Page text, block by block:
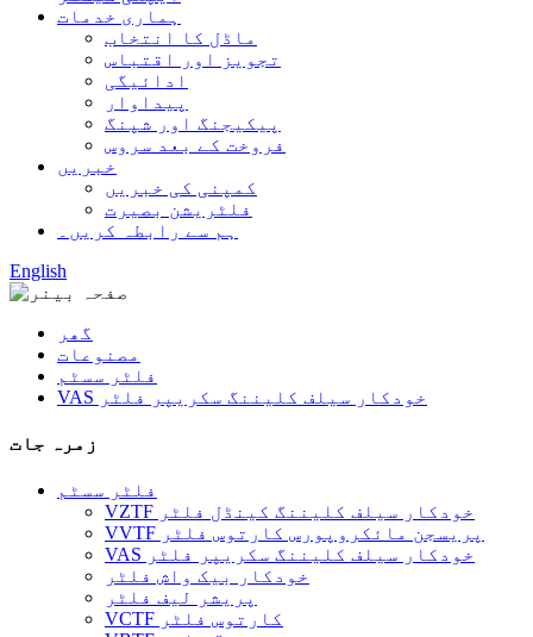
ہماری خدمات
ماڈل کا انتخاب
تجویز اور اقتباس
ادائیگی
پیداوار
پیکیجنگ اور شپنگ
فروخت کے بعد سروس
خبریں
کمپنی کی خبریں
فلٹریشن بصیرت
ہم سے رابطہ کریں۔
English
گھر
مصنوعات
فلٹر سسٹم
VAS خودکار سیلف کلیننگ سکریپر فلٹر
زمرہ جات
فلٹر سسٹم
VZTF خودکار سیلف کلیننگ کینڈل فلٹر
VVTF پریسجن مائکروپورس کارتوس فلٹر
VAS خودکار سیلف کلیننگ سکریپر فلٹر
خودکار بیک واش فلٹر
پریشر لیف فلٹر
VCTF کارتوس فلٹر